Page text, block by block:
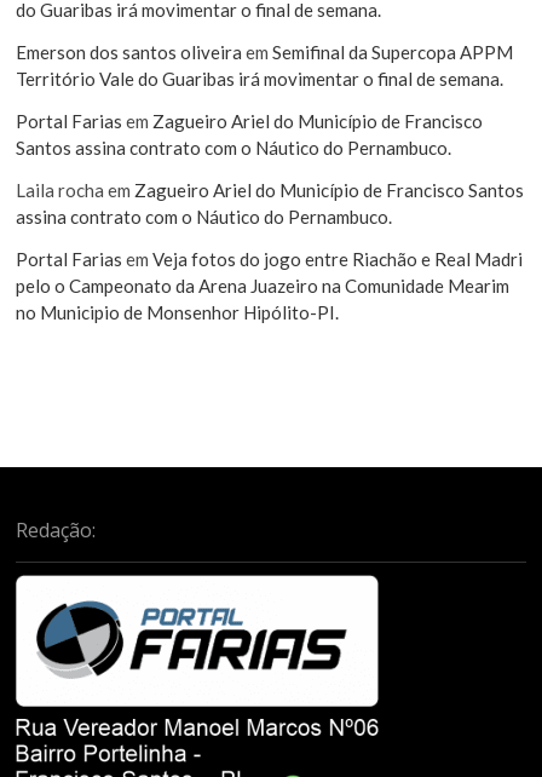
do Guaribas irá movimentar o final de semana.
Emerson dos santos oliveira emSemifinal da Supercopa APPM
Território Vale do Guaribas irá movimentar o final de semana.
Portal Farias em Zagueiro Ariel do Município de Francisco
Santos assina contrato com o Náutico do Pernambuco.
Laila rocha em Zagueiro Ariel do Município de Francisco Santos
assina contrato com o Náutico do Pernambuco.
Portal Farias emVeja fotos do jogo entre Riachão e Real Madri
pelo o Campeonato da Arena Juazeiro na Comunidade Mearim
no Municipio de Monsenhor Hipólito-PI.
Redação: